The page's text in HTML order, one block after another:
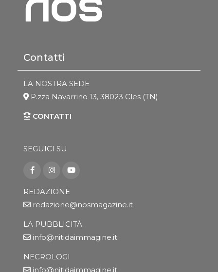
Contatti
LA NOSTRA SEDE
P.zza Navarrino 13, 38023 Cles (TN)
CONTATTI
SEGUICI SU
REDAZIONE
redazione@nosmagazine.it
LA PUBBLICITÀ
info@nitidaimmagine.it
NECROLOGI
info@nitidaimmagine.it